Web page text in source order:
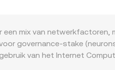
mix van
governance-stake
van het Internet